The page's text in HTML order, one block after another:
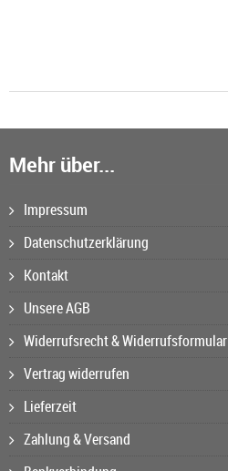
Mehr über...
Impressum
Datenschutzerklärung
Kontakt
Unsere AGB
Widerrufsrecht & Widerrufsformular
Vertrag widerrufen
Lieferzeit
Zahlung & Versand